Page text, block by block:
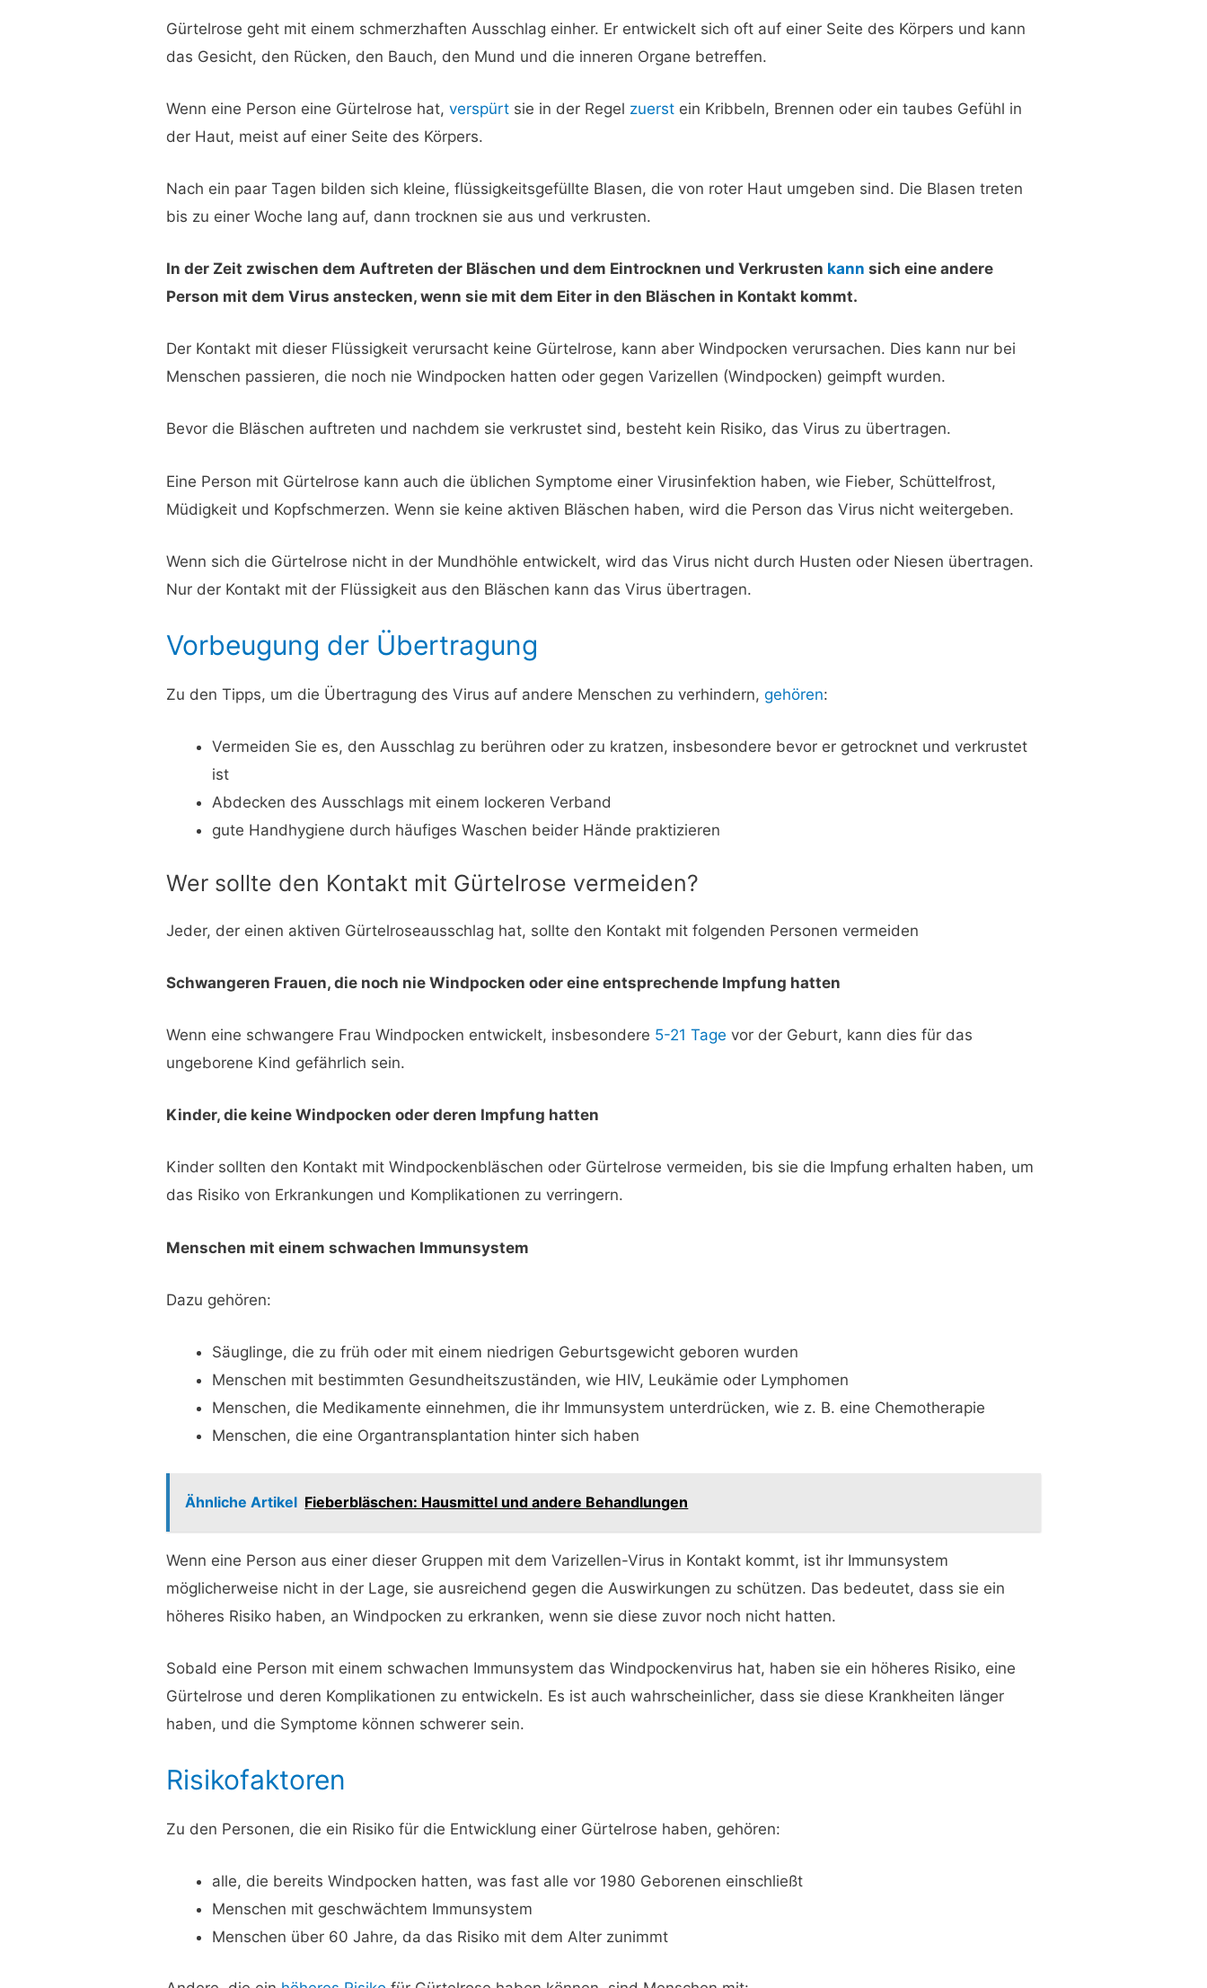
Gürtelrose geht mit einem schmerzhaften Ausschlag einher. Er entwickelt sich oft auf einer Seite des Körpers und kann
das Gesicht, den Rücken, den Bauch, den Mund und die inneren Organe betreffen.
Wenn eine Person eine Gürtelrose hat,verspürt sie in der Regel zuerst ein Kribbeln, Brennen oder ein taubes Gefühl in
der Haut, meist auf einer Seite des Körpers.
Nach ein paar Tagen bilden sich kleine, flüssigkeitsgefüllte Blasen, die von roter Haut umgeben sind. Die Blasen treten
bis zu einer Woche lang auf, dann trocknen sie aus und verkrusten.
In der Zeit zwischen dem Auftreten der Bläschen und dem Eintrocknen und Verkrusten kann sich eine andere
Person mit dem Virus anstecken, wenn sie mit dem Eiter in den Bläschen in Kontakt kommt.
Der Kontakt mit dieser Flüssigkeit verursacht keine Gürtelrose, kann aber Windpocken verursachen. Dies kann nur bei
Menschen passieren, die noch nie Windpocken hatten oder gegen Varizellen (Windpocken) geimpft wurden.
Bevor die Bläschen auftreten und nachdem sie verkrustet sind, besteht kein Risiko, das Virus zu übertragen.
Eine Person mit Gürtelrose kann auch die üblichen Symptome einer Virusinfektion haben, wie Fieber, Schüttelfrost,
Müdigkeit und Kopfschmerzen. Wenn sie keine aktiven Bläschen haben, wird die Person das Virus nicht weitergeben.
Wenn sich die Gürtelrose nicht in der Mundhöhle entwickelt, wird das Virus nicht durch Husten oder Niesen übertragen.
Nur der Kontakt mit der Flüssigkeit aus den Bläschen kann das Virus übertragen.
Vorbeugung der Übertragung
Zu den Tipps, um die Übertragung des Virus auf andere Menschen zu verhindern,gehören:
Vermeiden Sie es, den Ausschlag zu berühren oder zu kratzen, insbesondere bevor er getrocknet und verkrustet
ist
Abdecken des Ausschlags mit einem lockeren Verband
gute Handhygiene durch häufiges Waschen beider Hände praktizieren
Wer sollte den Kontakt mit Gürtelrose vermeiden?
Jeder, der einen aktiven Gürtelroseausschlag hat, sollte den Kontakt mit folgenden Personen vermeiden
Schwangeren Frauen, die noch nie Windpocken oder eine entsprechende Impfung hatten
Wenn eine schwangere Frau Windpocken entwickelt, insbesondere 5-21 Tage vor der Geburt, kann dies für das
ungeborene Kind gefährlich sein.
Kinder, die keine Windpocken oder deren Impfung hatten
Kinder sollten den Kontakt mit Windpockenbläschen oder Gürtelrose vermeiden, bis sie die Impfung erhalten haben, um
das Risiko von Erkrankungen und Komplikationen zu verringern.
Menschen mit einem schwachen Immunsystem
Dazu gehören:
Säuglinge, die zu früh oder mit einem niedrigen Geburtsgewicht geboren wurden
Menschen mit bestimmten Gesundheitszuständen, wie HIV, Leukämie oder Lymphomen
Menschen, die Medikamente einnehmen, die ihr Immunsystem unterdrücken, wie z. B. eine Chemotherapie
Menschen, die eine Organtransplantation hinter sich haben
Ähnliche Artikel Fieberbläschen: Hausmittel und andere Behandlungen
Wenn eine Person aus einer dieser Gruppen mit dem Varizellen-Virus in Kontakt kommt, ist ihr Immunsystem
möglicherweise nicht in der Lage, sie ausreichend gegen die Auswirkungen zu schützen. Das bedeutet, dass sie ein
höheres Risiko haben, an Windpocken zu erkranken, wenn sie diese zuvor noch nicht hatten.
Sobald eine Person mit einem schwachen Immunsystem das Windpockenvirus hat, haben sie ein höheres Risiko, eine
Gürtelrose und deren Komplikationen zu entwickeln. Es ist auch wahrscheinlicher, dass sie diese Krankheiten länger
haben, und die Symptome können schwerer sein.
Risikofaktoren
Zu den Personen, die ein Risiko für die Entwicklung einer Gürtelrose haben, gehören:
alle, die bereits Windpocken hatten, was fast alle vor 1980 Geborenen einschließt
Menschen mit geschwächtem Immunsystem
Menschen über 60 Jahre, da das Risiko mit dem Alter zunimmt